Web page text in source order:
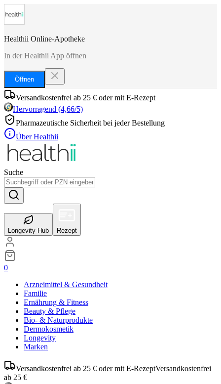
Healthii Online-Apotheke
In der Healthii App öffnen
Öffnen
Versandkostenfrei ab 25 € oder mit E-Rezept
Hervorragend (4,66/5)
Pharmazeutische Sicherheit bei jeder Bestellung
Über Healthii
Suche
Longevity Hub Rezept
0
Arzneimittel & Gesundheit
Familie
Ernährung & Fitness
Beauty & Pflege
Bio- & Naturprodukte
Dermokosmetik
Longevity
Marken
Versandkostenfrei ab 25 € oder mit E-RezeptVersandkostenfrei
ab 25 €